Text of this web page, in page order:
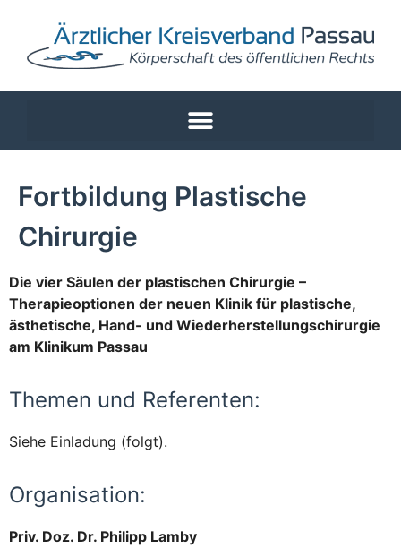
Fortbildung Plastische
Chirurgie
Die vier Säulen der plastischen Chirurgie –
Therapieoptionen der neuen Klinik für plastische,
ästhetische, Hand- und Wiederherstellungschirurgie
am Klinikum Passau
Themen und Referenten:
Siehe Einladung (folgt).
Organisation:
Priv. Doz. Dr. Philipp Lamby